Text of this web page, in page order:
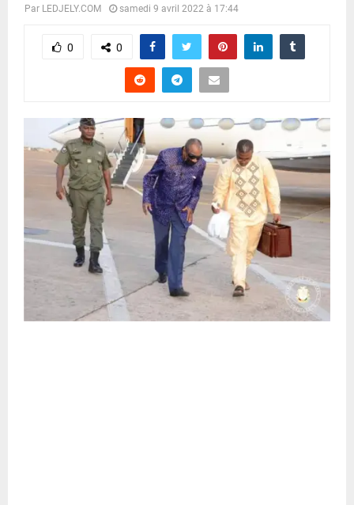
Par LEDJELY.COM samedi 9 avril 2022 à 17:44
0 0